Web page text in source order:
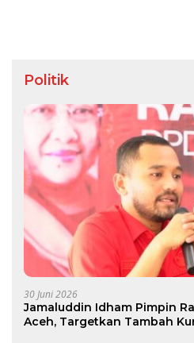
Politik
30 Juni 2026
Jamaluddin Idham Pimpin
Aceh, Targetkan Tambah